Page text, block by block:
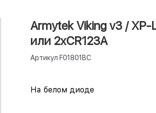
Armytek Viking v3 /
или 2xCR123A
Артикул F01801BC
На белом диоде